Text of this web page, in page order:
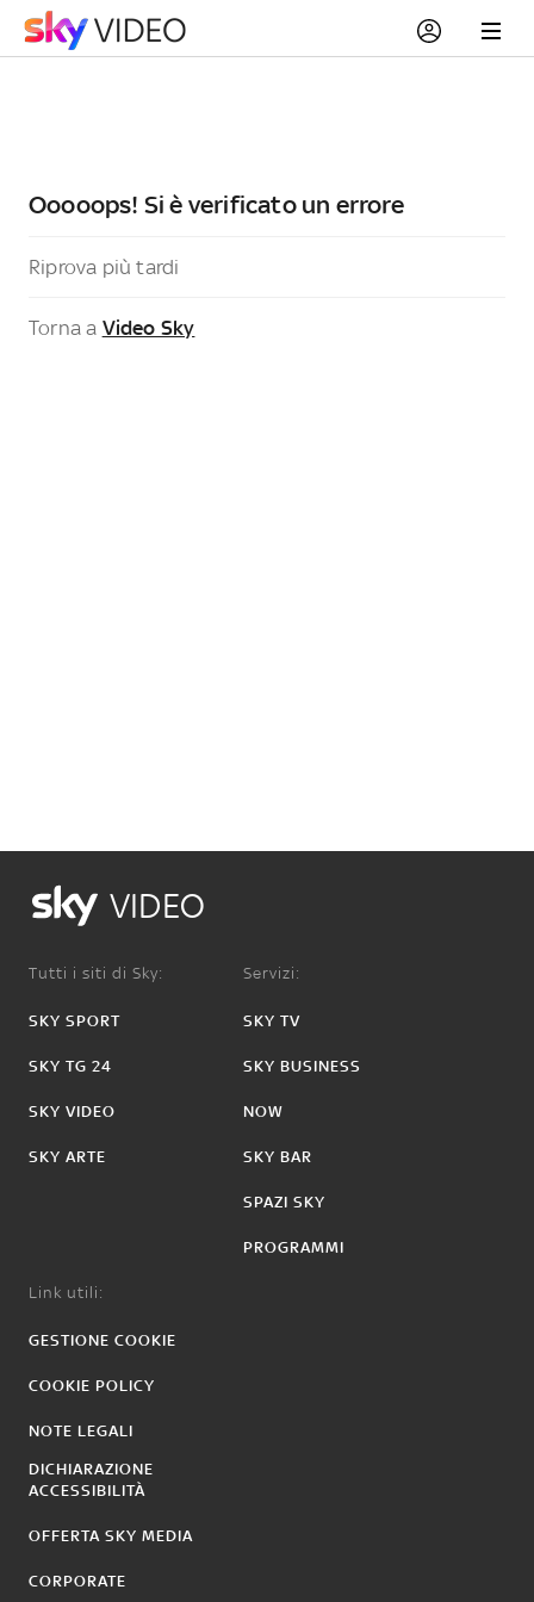
Ooooops! Si è verificato un errore
Riprova più tardi
Torna a Video Sky
VIDEO
Tutti i siti di Sky:
SKY SPORT
SKY TG 24
SKY VIDEO
SKY ARTE
Servizi:
SKY TV
SKY BUSINESS
NOW
SKY BAR
SPAZI SKY
PROGRAMMI
Link utili:
GESTIONE COOKIE
COOKIE POLICY
NOTE LEGALI
DICHIARAZIONE
ACCESSIBILITÀ
OFFERTA SKY MEDIA
CORPORATE